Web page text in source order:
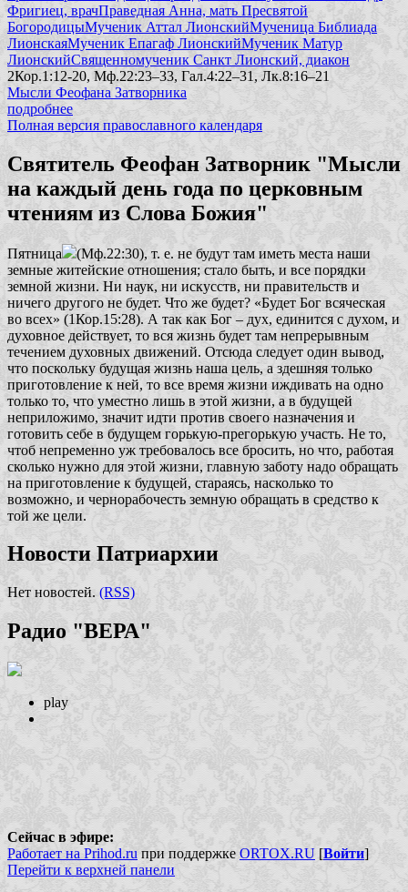
Фригиец, врачПраведная Анна, мать Пресвятой
БогородицыМученик Аттал ЛионскийМученица Библиада
ЛионскаяМученик Епагаф ЛионскийМученик Матур
ЛионскийСвященномученик Санкт Лионский, диакон
2Кор.1:12-20, Мф.22:23–33, Гал.4:22–31, Лк.8:16–21
Мысли Феофана Затворника
подробнее
Полная версия православного календаря
Святитель Феофан Затворник "Мысли
на каждый день года по церковным
чтениям из Слова Божия"
Пятница
(Мф.22:30), т. е. не будут там иметь места наши
земные житейские отношения; стало быть, и все порядки
земной жизни. Ни наук, ни искусств, ни правительств и
ничего другого не будет. Что же будет? «Будет Бог всяческая
во всех» (1Кор.15:28). А так как Бог – дух, единится с духом, и
духовное действует, то вся жизнь будет там непрерывным
течением духовных движений. Отсюда следует один вывод,
что поскольку будущая жизнь наша цель, а здешняя только
приготовление к ней, то все время жизни иждивать на одно
только то, что уместно лишь в этой жизни, а в будущей
неприложимо, значит идти против своего назначения и
готовить себе в будущем горькую-прегорькую участь. Не то,
чтоб непременно уж требовалось все бросить, но что, работая
сколько нужно для этой жизни, главную заботу надо обращать
на приготовление к будущей, стараясь, насколько то
возможно, и чернорабочесть земную обращать в средство к
той же цели.
Новости Патриархии
Нет новостей. (RSS)
Радио "ВЕРА"
play
Сейчас в эфире:
Работает на Prihod.ru при поддержке ORTOX.RU [Войти]
Перейти к верхней панели